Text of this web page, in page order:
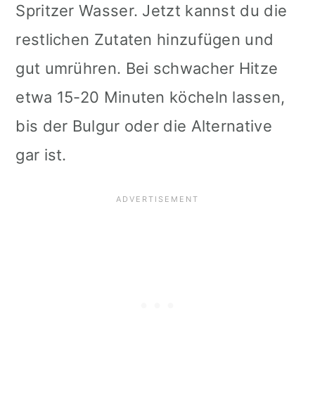
Spritzer Wasser. Jetzt kannst du die
restlichen Zutaten hinzufügen und
gut umrühren. Bei schwacher Hitze
etwa 15-20 Minuten köcheln lassen,
bis der Bulgur oder die Alternative
gar ist.